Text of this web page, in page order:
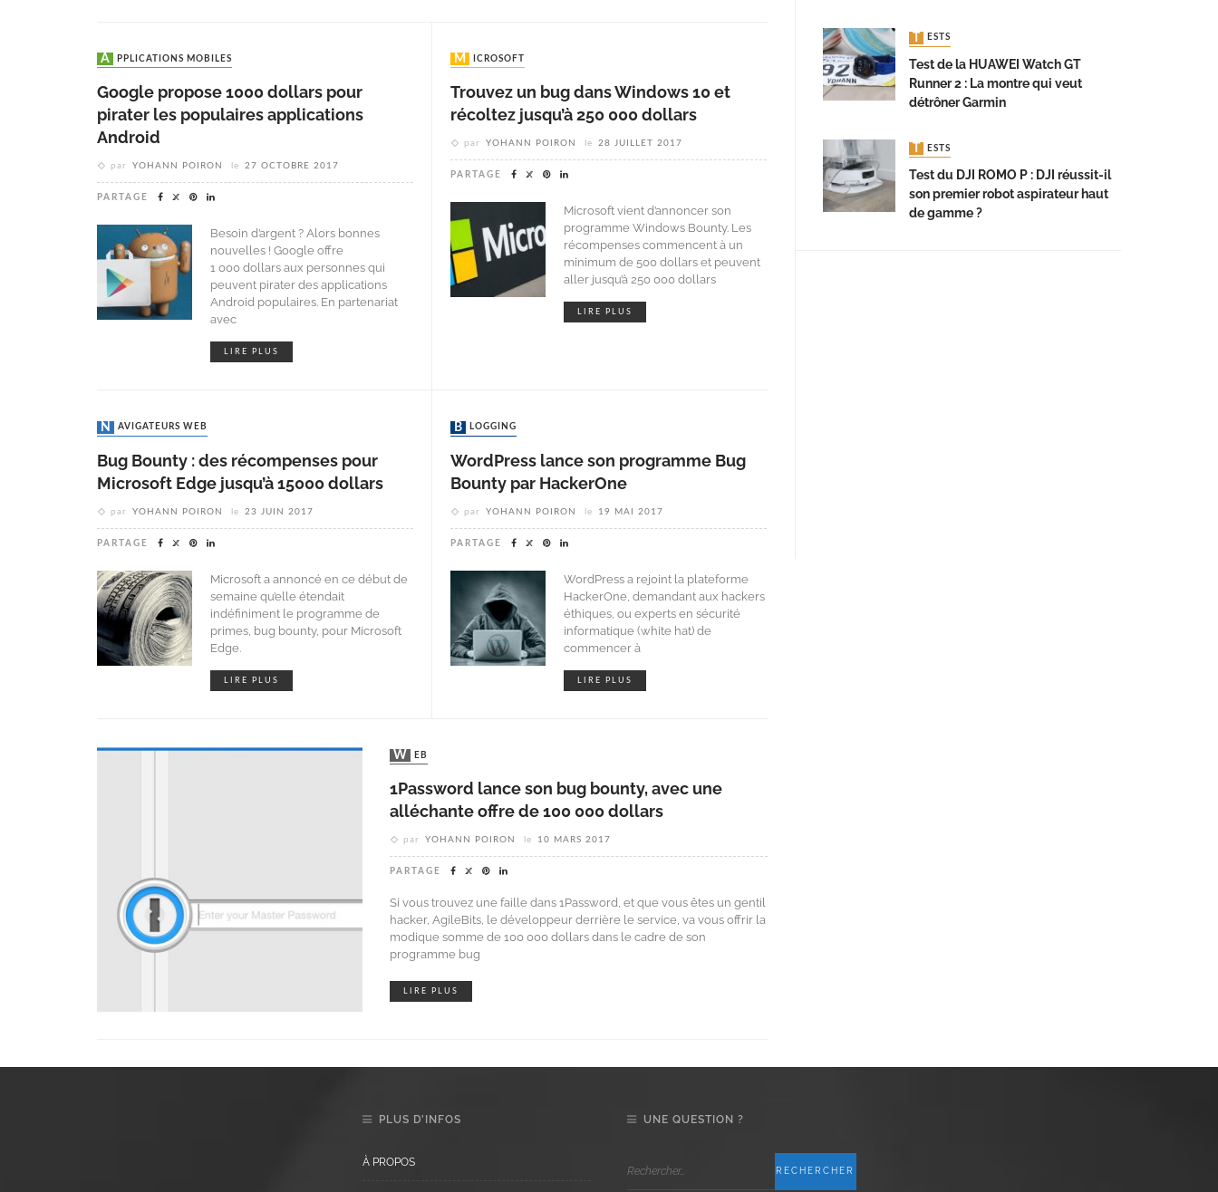
APPLICATIONS MOBILES
Google propose 1000 dollars pour
pirater les populaires applications
Android
par YOHANN POIRON le 27 OCTOBRE 2017
PARTAGE
Besoin d’argent ? Alors bonnes
nouvelles ! Google offre
1 000 dollars aux personnes qui
peuvent pirater des applications
Android populaires. En partenariat
avec
LIRE PLUS
MICROSOFT
Trouvez un bug dans Windows 10 et
récoltez jusqu’à 250 000 dollars
par YOHANN POIRON le 28 JUILLET 2017
PARTAGE
Microsoft vient d’annoncer son
programme Windows Bounty. Les
récompenses commencent à un
minimum de 500 dollars et peuvent
aller jusqu’à 250 000 dollars
LIRE PLUS
NAVIGATEURS WEB
Bug Bounty : des récompenses pour
Microsoft Edge jusqu’à 15000 dollars
par YOHANN POIRON le 23 JUIN 2017
PARTAGE
Microsoft a annoncé en ce début de
semaine qu’elle étendait
indéfiniment le programme de
primes, bug bounty, pour Microsoft
Edge.
LIRE PLUS
BLOGGING
WordPress lance son programme Bug
Bounty par HackerOne
par YOHANN POIRON le 19 MAI 2017
PARTAGE
WordPress a rejoint la plateforme
HackerOne, demandant aux hackers
éthiques, ou experts en sécurité
informatique (white hat) de
commencer à
LIRE PLUS
WEB
1Password lance son bug bounty, avec une
alléchante offre de 100 000 dollars
par YOHANN POIRON le 10 MARS 2017
PARTAGE
Si vous trouvez une faille dans 1Password, et que vous êtes un gentil
hacker, AgileBits, le développeur derrière le service, va vous offrir la
modique somme de 100 000 dollars dans le cadre de son
programme bug
LIRE PLUS
TESTS
Test de la HUAWEI Watch GT
Runner 2 : La montre qui veut
détrôner Garmin
TESTS
Test du DJI ROMO P : DJI réussit-il
son premier robot aspirateur haut
de gamme ?
PLUS D’INFOS
À PROPOS
UNE QUESTION ?